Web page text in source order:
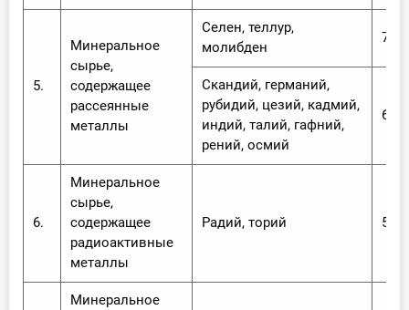
5.
Минеральное
сырье,
содержащее
рассеянные
металлы
Селен, теллур,
молибден
7,0
Скандий, германий,
рубидий, цезий, кадмий,
индий, талий, гафний,
рений, осмий
6,0
6.
Минеральное
сырье,
содержащее
радиоактивные
металлы
Радий, торий 5,0
Минеральное